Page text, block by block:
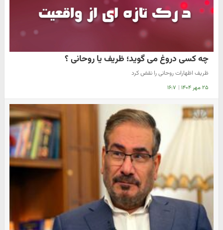
چه کسی دروغ می گوید؛ ظریف یا روحانی ؟
ظریف اظهارات روحانی را نقض کرد
۲۵ مهر ۱۴۰۴ | ۱۶:۷